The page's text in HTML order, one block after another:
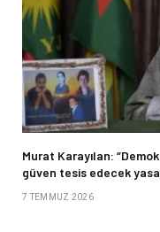
Murat Karayılan:
güven tesis edecek
7 TEMMUZ 2026